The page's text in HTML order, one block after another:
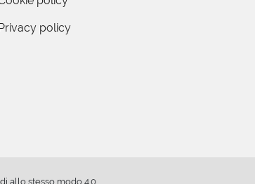
policy
allo stesso modo 4.0